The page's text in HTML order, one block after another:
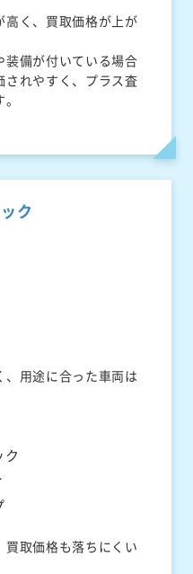
高く、買取価格が上が
装備が付いている場合
されやすく、プラス査
ク
用途に合った車両は
取価格も落ちにくい